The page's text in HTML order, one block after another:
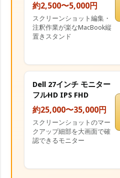
約2,500〜5,000円
スクリーンショット編集・
注釈作業が楽なMacBook縦
置きスタンド
Dell 27インチ モニター
フルHD IPS FHD
約25,000〜35,000円
スクリーンショットのマー
クアップ細部を大画面で確
認できるモニター